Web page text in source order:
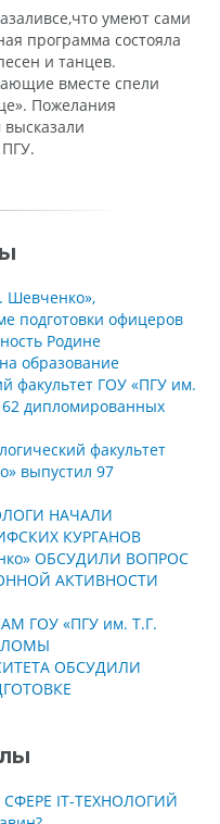
все,что умеют сами
программа состояла
и танцев.
вместе спели
Пожелания
Шевченко»,
подготовки офицеров
Родине
образование
факультет ГОУ «ПГУ им.
дипломированных
факультет
выпустил 97
НАЧАЛИ
КУРГАНОВ
ОБСУДИЛИ ВОПРОС
АКТИВНОСТИ
ГОУ «ПГУ им. Т.Г.
ОБСУДИЛИ
IT-ТЕХНОЛОГИЙ